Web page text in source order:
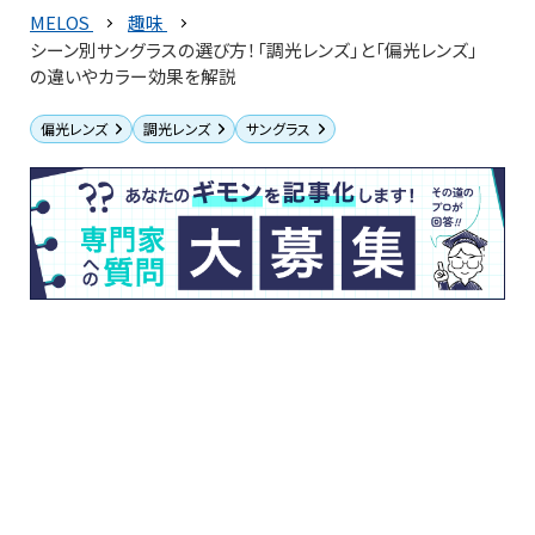
MELOS
趣味
シーン別サングラスの選び方！「調光レンズ」と「偏光レンズ」
の違いやカラー効果を解説
偏光レンズ 調光レンズ サングラス